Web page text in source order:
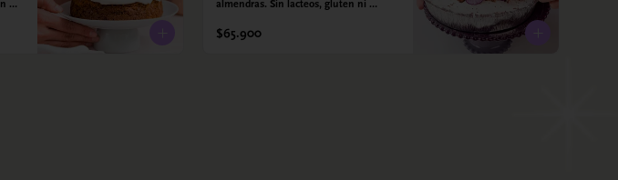
almendras. Sin lacteos, gluten ni
$65.900